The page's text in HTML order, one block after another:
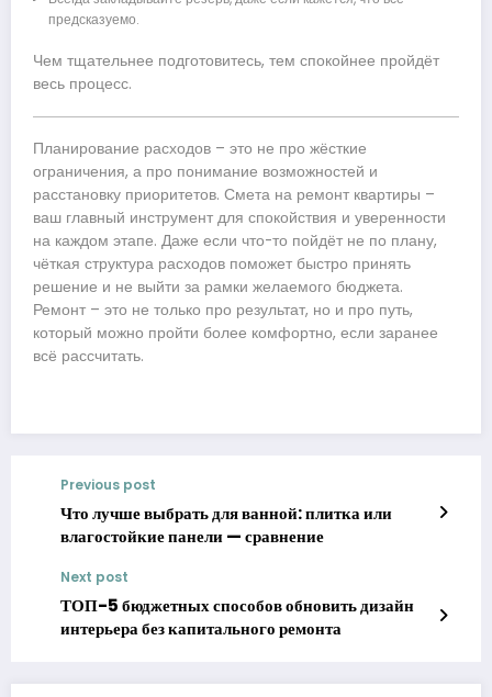
предсказуемо.
Чем тщательнее подготовитесь, тем спокойнее пройдёт
весь процесс.
Планирование расходов – это не про жёсткие
ограничения, а про понимание возможностей и
расстановку приоритетов. Смета на ремонт квартиры –
ваш главный инструмент для спокойствия и уверенности
на каждом этапе. Даже если что-то пойдёт не по плану,
чёткая структура расходов поможет быстро принять
решение и не выйти за рамки желаемого бюджета.
Ремонт – это не только про результат, но и про путь,
который можно пройти более комфортно, если заранее
всё рассчитать.
Previous post
Что лучше выбрать для ванной: плитка или
влагостойкие панели — сравнение
Next post
ТОП-5 бюджетных способов обновить дизайн
интерьера без капитального ремонта